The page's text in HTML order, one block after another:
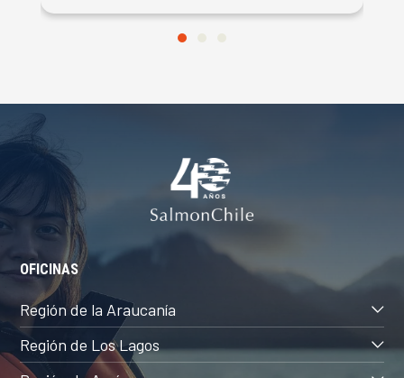
OFICINAS
Región de la Araucanía
Región de Los Lagos